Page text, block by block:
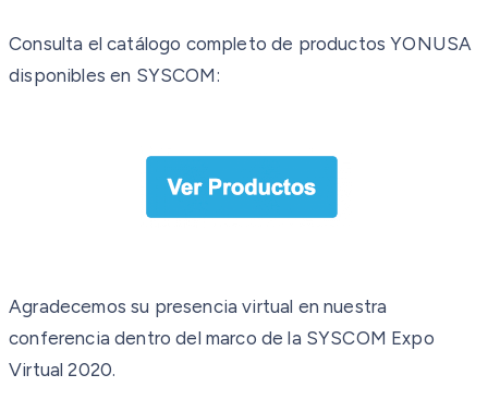
Consulta el catálogo completo de productos YONUSA
disponibles en SYSCOM:
Agradecemos su presencia virtual en nuestra
conferencia dentro del marco de la SYSCOM Expo
Virtual 2020.